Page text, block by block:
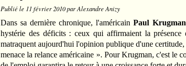
Publié le 11 février 2010par Alexandre Anizy
Dans sa dernière chronique, l'américainPaul Krugman
hystérie des déficits : ceux qui affirmaient la présence
matraquent aujourd'hui l'opinion publique d'une
menace la relance américaine ». Pour Krugman, c'est le